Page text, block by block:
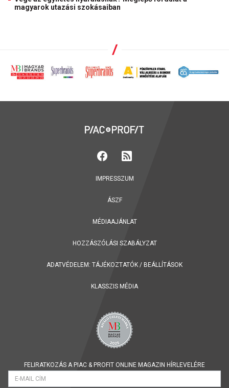
magyarok utazási szokásaiban
IMPRESSZUM
ÁSZF
MÉDIAAJÁNLAT
HOZZÁSZÓLÁSI SZABÁLYZAT
ADATVÉDELEM: TÁJÉKOZTATÓK / BEÁLLÍTÁSOK
KLASSZIS MÉDIA
FELIRATKOZÁS A PIAC & PROFIT ONLINE MAGAZIN HÍRLEVELÉRE